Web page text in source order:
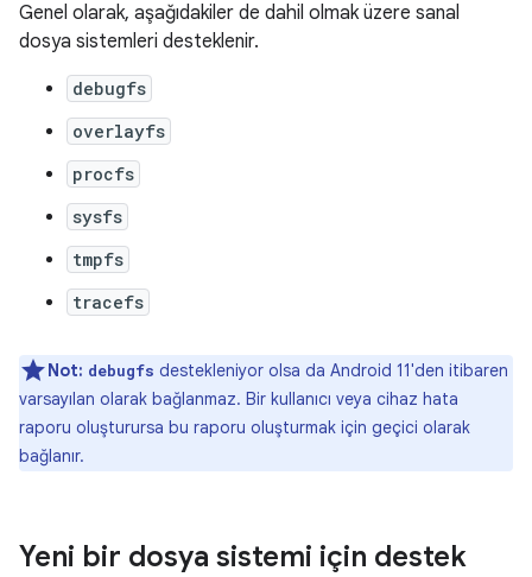
Genel olarak, aşağıdakiler de dahil olmak üzere sanal
dosya sistemleri desteklenir.
debugfs
overlayfs
procfs
sysfs
tmpfs
tracefs
Not: debugfs destekleniyor olsa da Android 11'den itibaren
varsayılan olarak bağlanmaz. Bir kullanıcı veya cihaz hata
raporu oluşturursa bu raporu oluşturmak için geçici olarak
bağlanır.
Yeni bir dosya sistemi için destek